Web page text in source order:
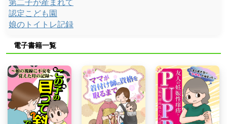
第二子が産まれて
認定こども園
娘のトイトレ記録
電子書籍一覧